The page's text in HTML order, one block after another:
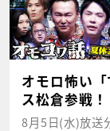
オモロ怖い
ス松倉参戦！
8月5日(水)放送